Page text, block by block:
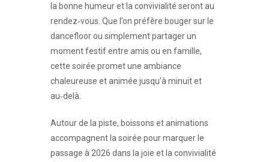
la bonne humeur et la convivialité seront au
rendez‑vous. Que l’on préfère bouger sur le
dancefloor ou simplement partager un
moment festif entre amis ou en famille,
cette soirée promet une ambiance
chaleureuse et animée jusqu’à minuit et
au‑delà.
Autour de la piste, boissons et animations
accompagnent la soirée pour marquer le
passage à 2026 dans la joie et la convivialité